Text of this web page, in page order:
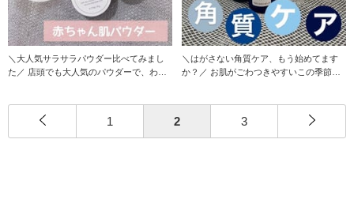
＼大人気サラサラパウダー比べてみまし
た／ 店頭でも大人気のパウダーで、わた
＼はがさない角質ケア、もう始めてます
か？／ お肌がごわつきやすいこの季節
1 2 3